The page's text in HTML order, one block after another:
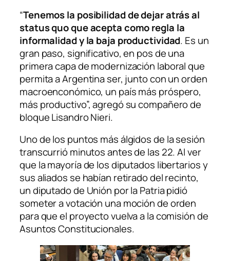
“Tenemos la posibilidad de dejar atrás al
status quo que acepta como regla la
informalidad y la baja productividad. Es un
gran paso, significativo, en pos de una
primera capa de modernización laboral que
permita a Argentina ser, junto con un orden
macroenconómico, un país más próspero,
más productivo”, agregó su compañero de
bloque Lisandro Nieri.
Uno de los puntos más álgidos de la sesión
transcurrió minutos antes de las 22. Al ver
que la mayoría de los diputados libertarios y
sus aliados se habían retirado del recinto,
un diputado de Unión por la Patria pidió
someter a votación una moción de orden
para que el proyecto vuelva a la comisión de
Asuntos Constitucionales.